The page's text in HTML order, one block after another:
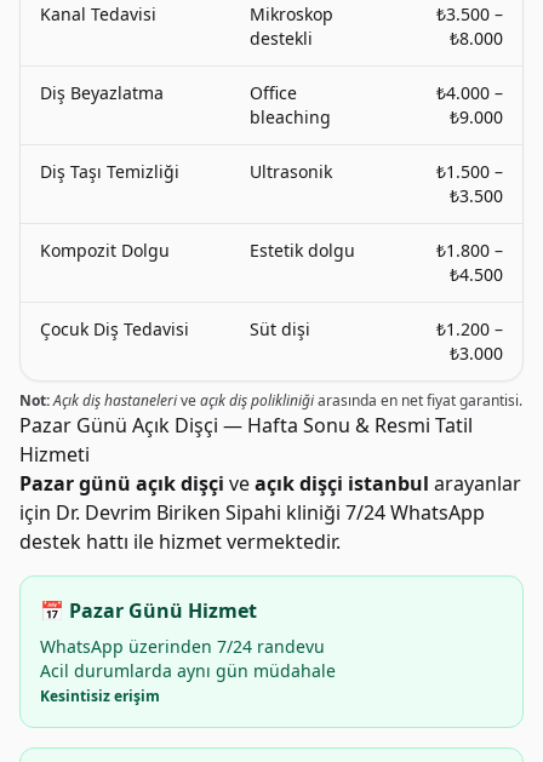
Kanal Tedavisi
Mikroskop
destekli
₺3.500 –
₺8.000
Diş Beyazlatma
Office
bleaching
₺4.000 –
₺9.000
Diş Taşı Temizliği Ultrasonik
₺1.500 –
₺3.500
Kompozit Dolgu Estetik dolgu
₺1.800 –
₺4.500
Çocuk Diş Tedavisi Süt dişi
₺1.200 –
₺3.000
Not:Açık diş hastaneleriveaçık diş polikliniğiarasında en net fiyat garantisi.
Pazar Günü Açık Dişçi — Hafta Sonu & Resmi Tatil
Hizmeti
Pazar günü açık dişçi veaçık dişçi istanbul arayanlar
için Dr. Devrim Biriken Sipahi kliniği 7/24 WhatsApp
destek hattı ile hizmet vermektedir.
📅 Pazar Günü Hizmet
WhatsApp üzerinden 7/24 randevu
Acil durumlarda aynı gün müdahale
Kesintisiz erişim